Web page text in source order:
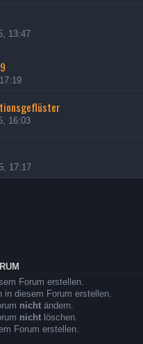
13:47
16:03
17:17
Forum erstellen.
in diesem Forum erstellen.
nicht ändern.
nicht löschen.
Forum erstellen.